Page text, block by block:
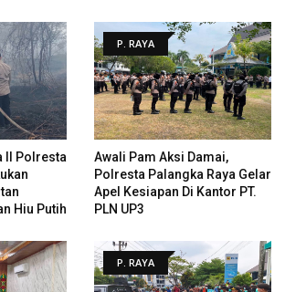
II Polresta
Hiu Putih
P. RAYA
Awali Pam Aksi Damai,
Polresta Palangka Raya Gelar
Apel Kesiapan Di Kantor PT.
PLN UP3
P. RAYA